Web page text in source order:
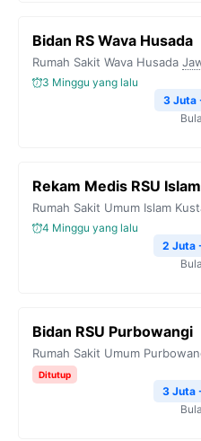
Bidan RS Wava Husada
Rumah Sakit Wava Husada
3 Minggu yang lalu
3 Juta
Rekam Medis RSU
Rumah Sakit Umum Islam
4 Minggu yang lalu
2 Juta
Bidan RSU Purbowangi
Rumah Sakit Umum
Ditutup
3 Juta